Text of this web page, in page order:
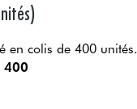
en colis de 400 unités.
400